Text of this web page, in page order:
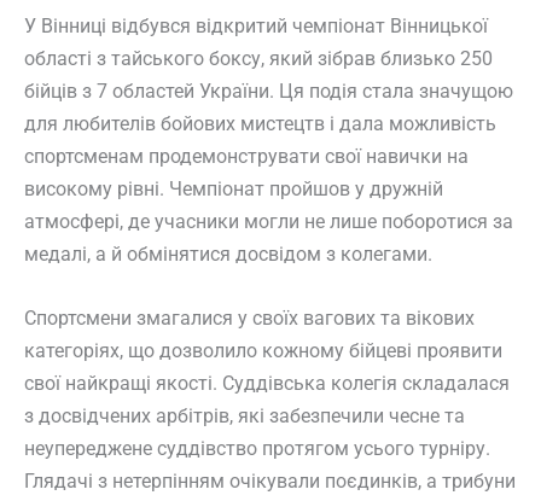
У Вінниці відбувся відкритий чемпіонат Вінницької
області з тайського боксу, який зібрав близько 250
бійців з 7 областей України. Ця подія стала значущою
для любителів бойових мистецтв і дала можливість
спортсменам продемонструвати свої навички на
високому рівні. Чемпіонат пройшов у дружній
атмосфері, де учасники могли не лише поборотися за
медалі, а й обмінятися досвідом з колегами.
Спортсмени змагалися у своїх вагових та вікових
категоріях, що дозволило кожному бійцеві проявити
свої найкращі якості. Суддівська колегія складалася
з досвідчених арбітрів, які забезпечили чесне та
неупереджене суддівство протягом усього турніру.
Глядачі з нетерпінням очікували поєдинків, а трибуни